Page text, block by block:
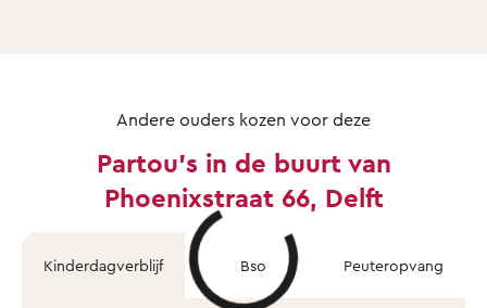
Andere ouders kozen voor deze
Partou's in de buurt van
Phoenixstraat 66, Delft
Kinderdagverblijf Bso Peuteropvang